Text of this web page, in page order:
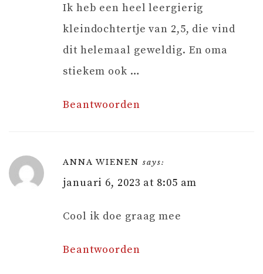
Ik heb een heel leergierig
kleindochtertje van 2,5, die vind
dit helemaal geweldig. En oma
stiekem ook …
Beantwoorden
ANNA WIENEN says:
januari 6, 2023 at 8:05 am
Cool ik doe graag mee
Beantwoorden